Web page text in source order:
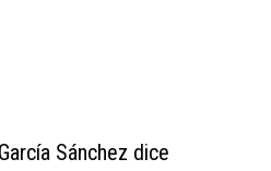
Sánchez dice